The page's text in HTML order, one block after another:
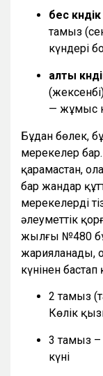
бес
тамыз
күндері
алты
— жұмыс
Бұдан бөлек,
мерекелер
қарамастан,
бар жандар
мерекелердің
әлеуметтік
жылғы №480
жарияланады,
күнінен бастап
2 тамыз
Көлік
3 тамыз –
күні